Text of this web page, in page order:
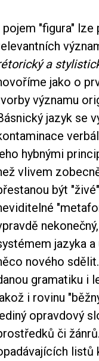
pojem "figura"
a
jako o
významu
jazyk se
hybnými
vlivem
být
jazyka
nového
gramatiku i
i rovinu
opravdový
či
listů